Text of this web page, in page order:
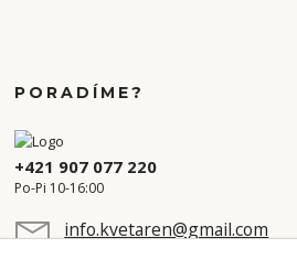
PORADÍME?
+421 907 077 220
Po-Pi 10-16:00
info.kvetaren@gmail.com